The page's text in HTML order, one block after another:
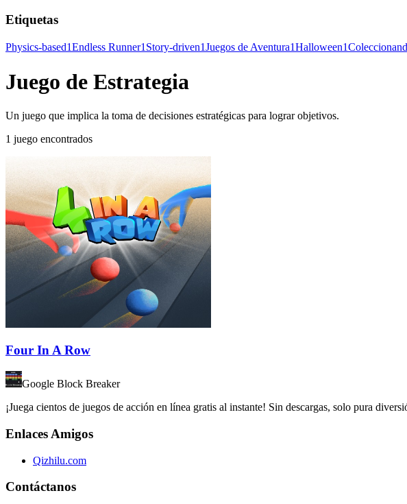
Etiquetas
Physics-based1Endless Runner1 Story-driven1Juegos de Aventura1Halloween1
Juego de Estrategia
Un juego que implica la toma de decisiones estratégicas para lograr objetivos.
1 juego encontrados
Four In A Row
Google Block Breaker
¡Juega cientos de juegos de acción en línea gratis al instante! Sin descargas, solo pura
Enlaces Amigos
Qizhilu.com
Contáctanos